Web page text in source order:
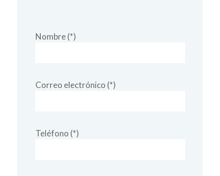
Nombre (*)
Correo electrónico (*)
Teléfono (*)